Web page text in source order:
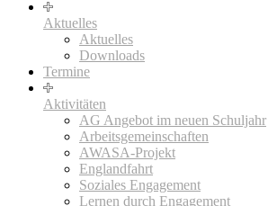
Aktuelles
Aktuelles
Downloads
Termine
Aktivitäten
AG Angebot im neuen Schuljahr
Arbeitsgemeinschaften
AWASA-Projekt
Englandfahrt
Soziales Engagement
Lernen durch Engagement